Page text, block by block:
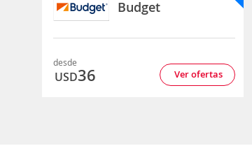
Budget
desde
USD36 Ver ofertas